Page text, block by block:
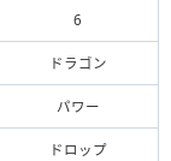
6
ドラゴン
パワー
ドロップ